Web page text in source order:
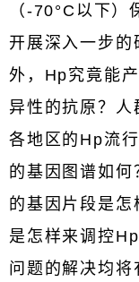
（-70°C以下
开展深入一步
外，Hp究竟能
异性的抗原？人
各地区的Hp流
的基因图谱如
的基因片段是
是怎样来调控
问题的解决均